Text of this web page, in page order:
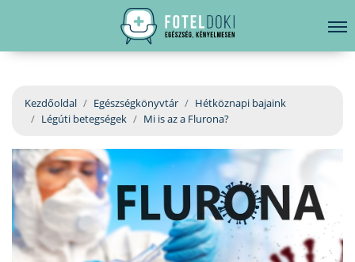
EGÉSZSÉGKÖNYVTÁR
BETEGSÉGKALAUZ
ÜGYELETKERESŐ
ORVOS VÁLASZOL
ORVOSKERESŐ
hirdetés
Kezdőoldal Egészségkönyvtár
Hétköznapi bajaink
Légúti betegségek
Mi is az a Flurona?